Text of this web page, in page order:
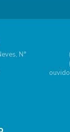
N°